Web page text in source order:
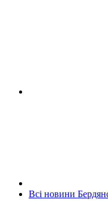
Всі новини